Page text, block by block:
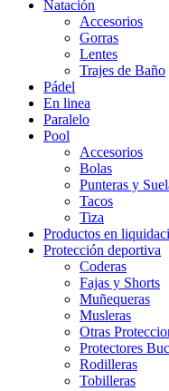
Natación
Accesorios
Gorras
Lentes
Trajes de Baño
Pádel
En linea
Paralelo
Pool
Accesorios
Bolas
Punteras y
Tacos
Tiza
Productos en
Protección deportiva
Coderas
Fajas y Shorts
Muñequeras
Musleras
Otras
Protectores
Rodilleras
Tobilleras